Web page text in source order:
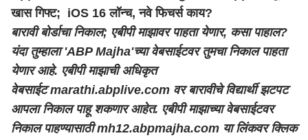
खास गिफ्ट; iOS 16 लॉन्च, नवे फिचर्स काय?
बारावी बोर्डाचा निकाल; एबीपी माझावर पाहता येणार, कसा पाहाल?
यंदा तुम्हाला 'ABP Majha'च्या वेबसाईटवर तुमचा निकाल पाहता
येणार आहे. एबीपी माझाची अधिकृत
वेबसाईटmarathi.abplive.com वर बारावीचे विद्यार्थी झटपट
आपला निकाल पाहू शकणार आहेत. एबीपी माझाच्या वेबसाईटवर
निकाल पाहण्यासाठीmh12.abpmajha.com या लिंकवर क्लिक